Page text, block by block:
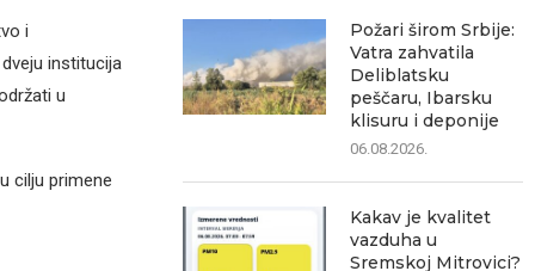
i
institucija
u
cilju primene
Požari širom Srbije:
Vatra zahvatila
Deliblatsku
peščaru, Ibarsku
klisuru i deponije
06.08.2026.
Kakav je kvalitet
vazduha u
Sremskoj Mitrovici?